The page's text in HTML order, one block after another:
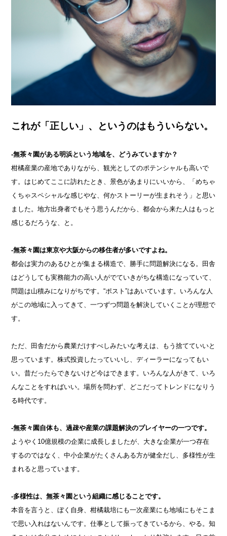
これが「正しい」、というのはもういらない。
-無茶々園がある明浜という地域を、どうみていますか？
柑橘産業の産地でありながら、観光としてのポテンシャルも高いで
す。はじめてここに訪れたとき、景色があまりにいいから、「めちゃ
くちゃスペシャルな感じやな、何かストーリーが生まれそう」と思い
ました。地方出身者でもそう思うんだから、都会から来た人はもっと
感じるだろうな、と。
-無茶々園は東京や大阪からの移住者が多いですよね。
都会は実力のあるひとが集まる構造で、勝手に問題解決になる。田舎
はどうしても実務能力の高い人がでていきがちな構造になっていて、
問題は山積みになりがちです。“ポスト”はあいています。いろんな人
がこの地域に入ってきて、一つずつ問題を解決していくことが理想で
す。
ただ、田舎だから農業だけすべしみたいな考えは、もう捨てていいと
思っています。株式投資したっていいし、ディーラーになってもい
い。昔だったらできないけど今はできます。いろんな人がきて、いろ
んなことをすればいい。場所を問わず、どこだってトレンドになりう
る時代です。
-無茶々園自体も、過疎や産業の課題解決のプレイヤーの一つです。
ようやく10億規模の企業に成長しましたが、大きな企業が一つ存在
するのではなく、中小企業がたくさんある方が健全だし、多様性が生
まれると思っています。
-多様性は、無茶々園という組織に感じることです。
本音を言うと、ぼく自身、柑橘栽培にも一次産業にも地域にもそこま
で思い入れはないんです。仕事として振ってきているから、やる。知